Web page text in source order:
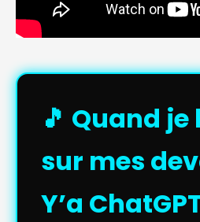
🎵 Quand
sur mes
Y’a